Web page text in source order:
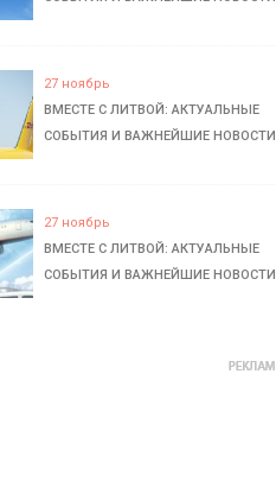
27 ноябрь
ВМЕСТЕ С ЛИТВОЙ: АКТУАЛЬНЫЕ
СОБЫТИЯ И ВАЖНЕЙШИЕ НОВОСТИ
27 ноябрь
ВМЕСТЕ С ЛИТВОЙ: АКТУАЛЬНЫЕ
СОБЫТИЯ И ВАЖНЕЙШИЕ НОВОСТИ